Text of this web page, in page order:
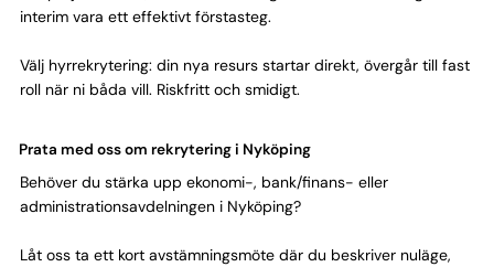
interim vara ett effektivt förstasteg.
Välj hyrrekrytering: din nya resurs startar direkt, övergår till fast
roll när ni båda vill. Riskfritt och smidigt.
Prata med oss om rekrytering i Nyköping
Behöver du stärka upp ekonomi-, bank/finans- eller
administrationsavdelningen i Nyköping?
Låt oss ta ett kort avstämningsmöte där du beskriver nuläge,